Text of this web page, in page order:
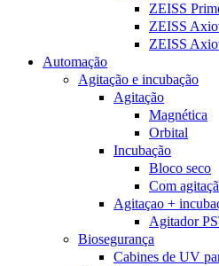
ZEISS
ZEISS
ZEISS
Automação
Agitação e incubação
Agitação
Magnética
Orbital
Incubação
Bloco seco
Com
Agitaçao +
Agitador
Biosegurança
Cabines de UV